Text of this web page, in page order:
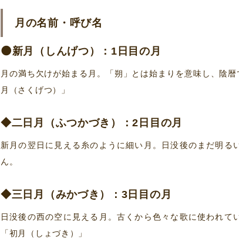
月の名前・呼び名
🌑新月（しんげつ） ：1日目の月
月の満ち欠けが始まる月。「朔」とは始まりを意味し、陰
月（さくげつ）」
◆二日月（ふつかづき） ：2日目の月
新月の翌日に見える糸のように細い月。日没後のまだ明る
ん。
◆三日月（みかづき） ：3日目の月
日没後の西の空に見える月。古くから色々な歌に使われて
「初月（しょづき）」